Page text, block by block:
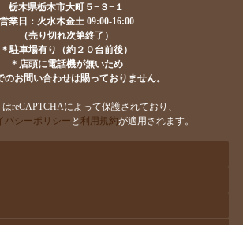
栃木県栃木市大町５−３−１
営業日：火水木金土 09:00-16:00
（売り切れ次第終了）
＊駐車場有り（約２０台前後）
＊店頭に電話機が無いため
お問い合わせは賜っておりません。
reCAPTCHAによって保護されており、
バシーポリシー と 利用規約が適用されます。